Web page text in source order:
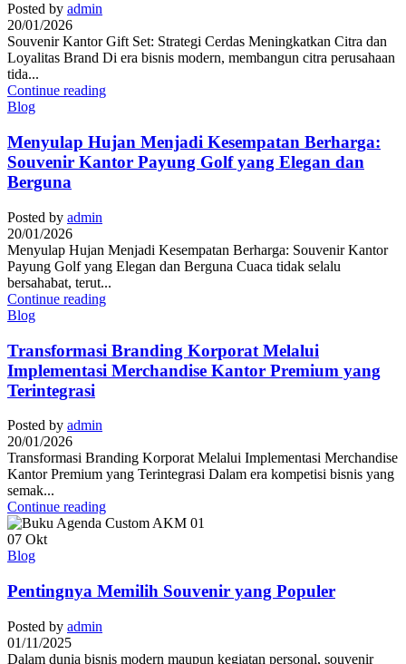
Posted by admin
20/01/2026
Souvenir Kantor Gift Set: Strategi Cerdas Meningkatkan Citra dan
Loyalitas Brand Di era bisnis modern, membangun citra perusahaan
tida...
Continue reading
Blog
Menyulap Hujan Menjadi Kesempatan Berharga:
Souvenir Kantor Payung Golf yang Elegan dan
Berguna
Posted by admin
20/01/2026
Menyulap Hujan Menjadi Kesempatan Berharga: Souvenir Kantor
Payung Golf yang Elegan dan Berguna Cuaca tidak selalu
bersahabat, terut...
Continue reading
Blog
Transformasi Branding Korporat Melalui
Implementasi Merchandise Kantor Premium yang
Terintegrasi
Posted by admin
20/01/2026
Transformasi Branding Korporat Melalui Implementasi Merchandise
Kantor Premium yang Terintegrasi Dalam era kompetisi bisnis yang
semak...
Continue reading
07 Okt
Blog
Pentingnya Memilih Souvenir yang Populer
Posted by admin
01/11/2025
Dalam dunia bisnis modern maupun kegiatan personal, souvenir